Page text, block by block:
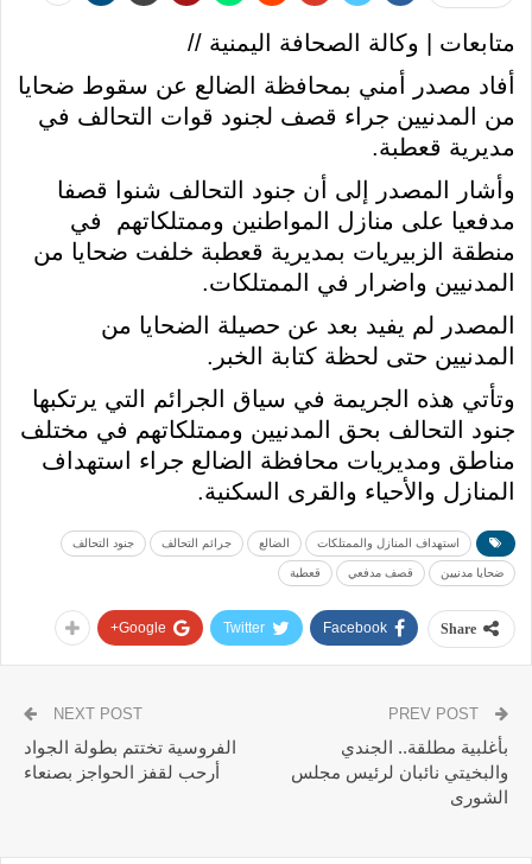
متابعات | وكالة الصحافة اليمنية //
أفاد مصدر أمني بمحافظة الضالع عن سقوط ضحايا
من المدنيين جراء قصف لجنود قوات التحالف في
مديرية قعطبة.
وأشار المصدر إلى أن جنود التحالف شنوا قصفا
مدفعيا على منازل المواطنين وممتلكاتهم في
منطقة الزبيريات بمديرية قعطبة خلفت ضحايا من
المدنيين واضرار في الممتلكات.
المصدر لم يفيد بعد عن حصيلة الضحايا من
المدنيين حتى لحظة كتابة الخبر.
وتأتي هذه الجريمة في سياق الجرائم التي يرتكبها
جنود التحالف بحق المدنيين وممتلكاتهم في مختلف
مناطق ومديريات محافظة الضالع جراء استهداف
المنازل والأحياء والقرى السكنية.
استهداف المنازل والممتلكات الضالع جرائم التحالف جنود التحالف
ضحايا مدنيين قصف مدفعي قعطبة
Share
Facebook
Twitter
Google+
بأغلبية مطلقة.. الجندي
والبخيتي نائبان لرئيس مجلس
الشورى
NEXT POST
الفروسية تختتم بطولة الجواد
أرحب لقفز الحواجز بصنعاء